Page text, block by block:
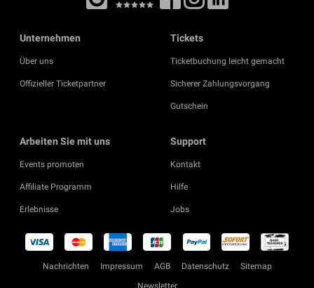
Unternehmen
Über uns
Offizieller Ticketpartner
Tickets
Ticketbuchung leicht gemacht
Sicherer Zahlungsvorgang
Gutschein
Arbeiten Sie mit uns
Events promoten
Affiliate Programm
Erlebnisse
Support
Kontakt
Hilfe
Jobs
Nachrichten Impressum AGB Datenschutz
Sitemap